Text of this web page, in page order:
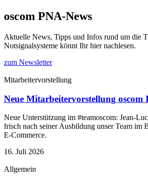
oscom PNA-News
Aktuelle News, Tipps und Infos rund um die
Notsignalsysteme könnt Ihr hier nachlesen.
zum Newsletter
Mitarbeitervorstellung
Neue Mitarbeitervorstellung oscom
Neue Unterstützung im #teamoscom: Jean-
frisch nach seiner Ausbildung unser Team im
E-Commerce.
16. Juli 2026
Allgemein